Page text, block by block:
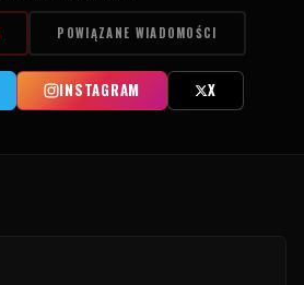
POWIĄZANE WIADOMOŚCI
INSTAGRAM X